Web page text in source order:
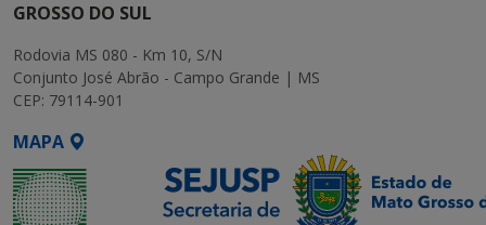
GROSSO DO SUL
Rodovia MS 080 - Km 10, S/N
Conjunto José Abrão - Campo Grande | MS
CEP: 79114-901
MAPA